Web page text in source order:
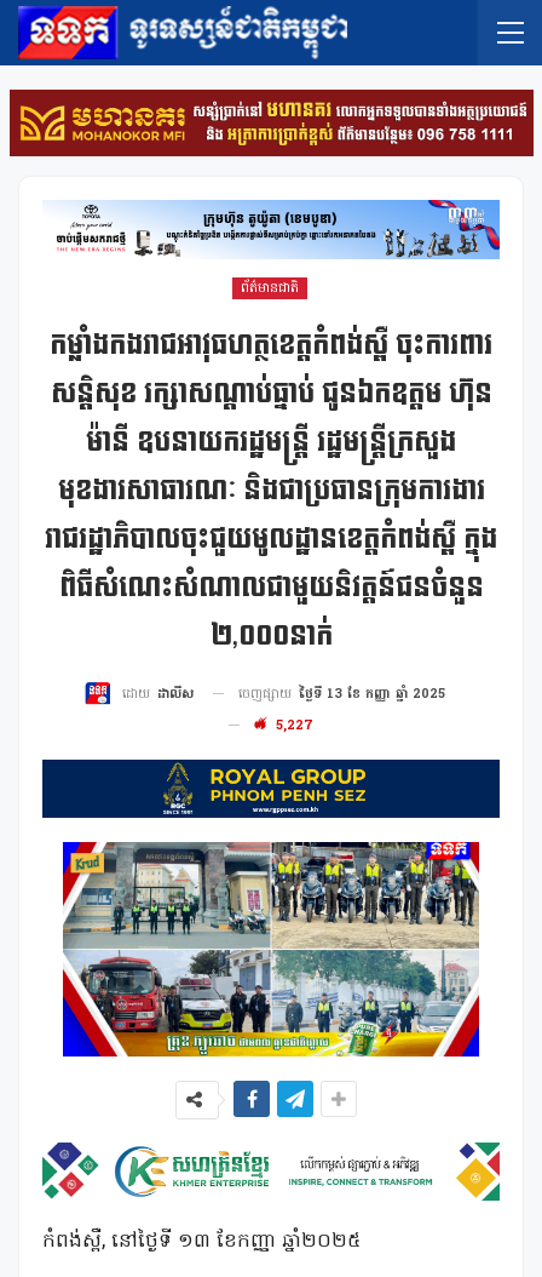
ព័ត៌មានជាតិ
កម្លាំងកងរាជអាវុធហត្ថខេត្តកំពង់ស្ពឺ ចុះការពារ
សន្តិសុខ រក្សាសណ្តាប់ធ្នាប់ ជូនឯកឧត្តម ហ៊ុន
ម៉ានី ឧបនាយករដ្ឋមន្ត្រី រដ្ឋមន្រ្តីក្រសួង
មុខងារសាធារណៈ និងជាប្រធានក្រុមការងារ
រាជរដ្ឋាភិបាលចុះជួយមូលដ្ឋានខេត្តកំពង់ស្ពឺ ក្នុង
ពិធីសំណេះសំណាលជាមួយនិវត្តន៍ជនចំនួន
២,០០០នាក់
ដោយ ដាលីស ចេញផ្សាយ ថ្ងៃទី 13 ខែ កញ្ញា ឆ្នាំ 2025
5,227
កំពង់ស្ពឺ, នៅថ្ងៃទី ១៣ ខែកញ្ញា ឆ្នាំ២០២៥